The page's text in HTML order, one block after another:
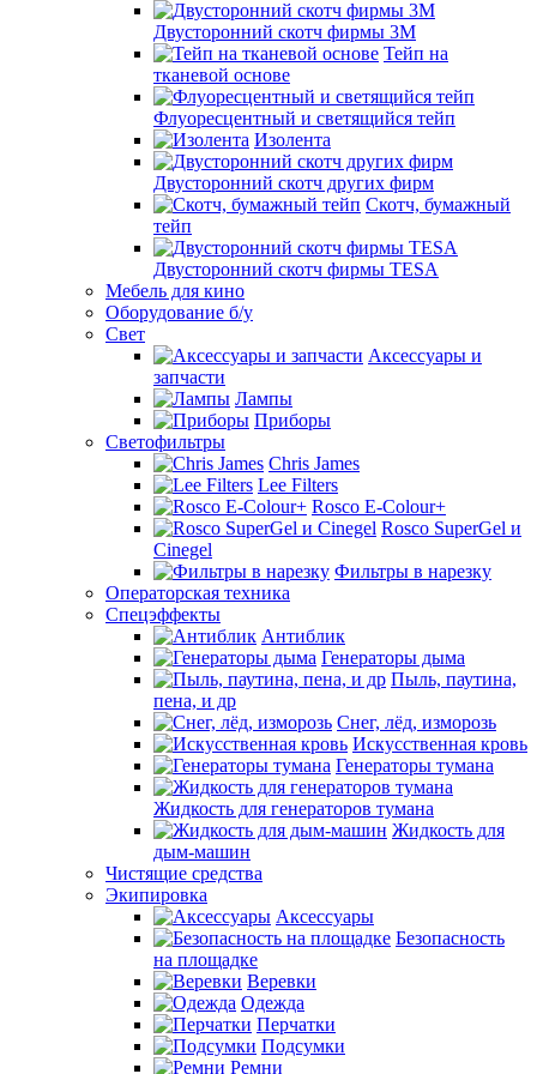
Двусторонний скотч фирмы 3M
Тейп на
тканевой основе
Флуоресцентный и светящийся тейп
Изолента
Двусторонний скотч других фирм
Скотч, бумажный
тейп
Двусторонний скотч фирмы TESA
Мебель для кино
Оборудование б/у
Свет
Аксессуары и
запчасти
Лампы
Приборы
Светофильтры
Chris James
Lee Filters
Rosco E-Colour+
Rosco SuperGel и
Cinegel
Фильтры в нарезку
Операторская техника
Спецэффекты
Антиблик
Генераторы дыма
Пыль, паутина,
пена, и др
Снег, лёд, изморозь
Искусственная кровь
Генераторы тумана
Жидкость для генераторов тумана
Жидкость для
дым-машин
Чистящие средства
Экипировка
Аксессуары
Безопасность
на площадке
Веревки
Одежда
Перчатки
Подсумки
Ремни